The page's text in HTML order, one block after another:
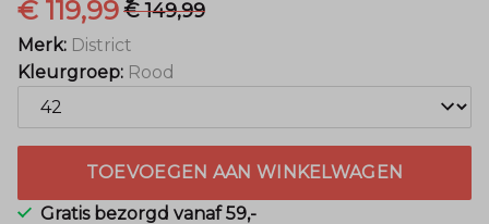
€ 119,99€ 149,99
Merk: District
Kleurgroep: Rood
TOEVOEGEN AAN WINKELWAGEN
Gratis bezorgd vanaf 59,-